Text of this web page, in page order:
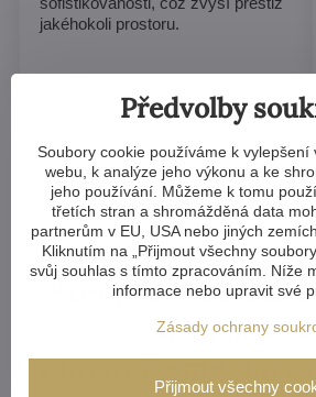
jakéhokoli prostoru.
Kterýkoliv
naší
vám můžeme
Předvolby
Soubory cookie používáme k vylepšení
webu, k analýze jeho výkonu a ke
jeho používání. Můžeme k tomu
třetích stran a shromážděná data
partnerům v EU, USA nebo jiných
Kliknutím na „Přijmout všechny
svůj souhlas s tímto zpracováním. Níže
informace nebo upravit své
Zásady ochrany
Přijmout všechny